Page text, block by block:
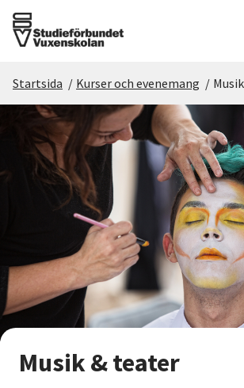
Det här gör vi
För dig som
Sök kurser och evenemang
Starta studiecirkel
Cirkelledare
Nyheter
Startsida / Kurser och evenemang /
Musik & teater